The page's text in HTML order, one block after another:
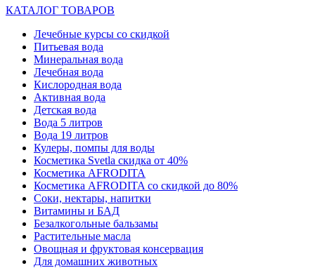
КАТАЛОГ ТОВАРОВ
Лечебные курсы со скидкой
Питьевая вода
Минеральная вода
Лечебная вода
Кислородная вода
Активная вода
Детская вода
Вода 5 литров
Вода 19 литров
Кулеры, помпы для воды
Косметика Svetla скидка от 40%
Косметика AFRODITA
Косметика AFRODITA со скидкой до 80%
Соки, нектары, напитки
Витамины и БАД
Безалкогольные бальзамы
Растительные масла
Овощная и фруктовая консервация
Для домашних животных